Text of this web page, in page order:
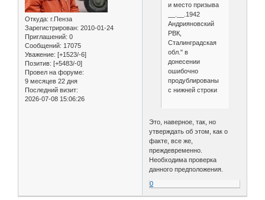
Откуда: г.Пенза
Зарегистрирован: 2010-01-24
Приглашений: 0
Сообщений: 17075
Уважение: [+1523/-6]
Позитив: [+5483/-0]
Провел на форуме:
9 месяцев 22 дня
Последний визит:
2026-07-08 15:06:26
и место призыва
__.__.1942
Андрияновский
РВК,
Сталинградская
обл." в
донесении
ошибочно
продублированы
с нижней строки
Это, наверное, так, но
утверждать об этом, как о
факте, все же,
преждевременно.
Необходима проверка
данного предположения.
0